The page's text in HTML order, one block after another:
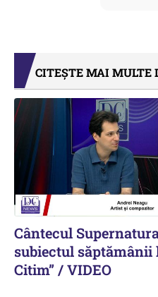
CITEȘTE MAI MULTE
Cântecul
subiectul săptămânii
Citim” / VIDEO